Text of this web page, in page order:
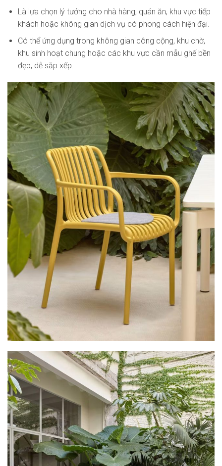
Là lựa chọn lý tưởng cho nhà hàng, quán ăn, khu vực tiếp
khách hoặc không gian dịch vụ có phong cách hiện đại.
Có thể ứng dụng trong không gian công cộng, khu chờ,
khu sinh hoạt chung hoặc các khu vực cần mẫu ghế bền
đẹp, dễ sắp xếp.